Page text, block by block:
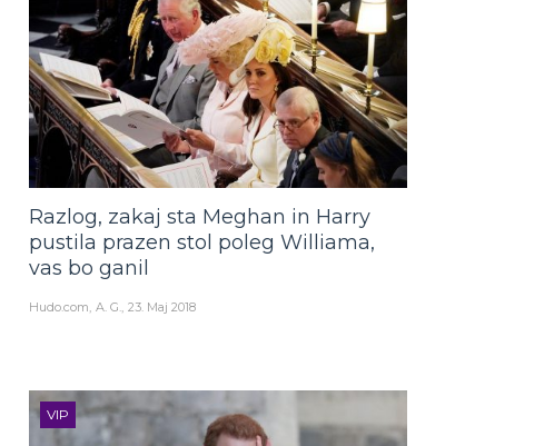
Razlog, zakaj sta Meghan in Harry
pustila prazen stol poleg Williama,
vas bo ganil
Hudo.com A. G. 23. Maj 2018
VIP